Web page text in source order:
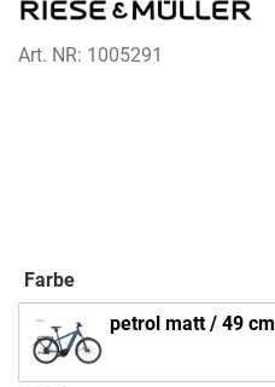
Art. NR: 1005291
Farbe
petrol matt / 49 cm